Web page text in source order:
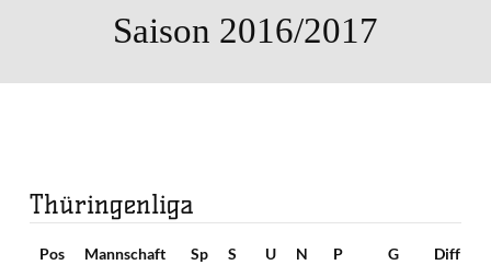
Saison 2016/2017
Thüringenliga
Pos Mannschaft Sp S U N P G Diff